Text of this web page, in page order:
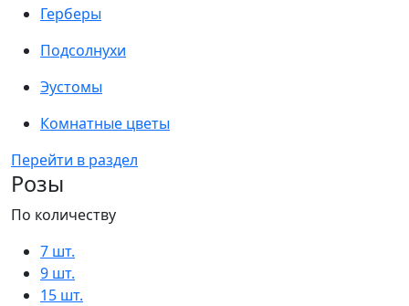
Герберы
Подсолнухи
Эустомы
Комнатные цветы
Перейти в раздел
Розы
По количеству
7 шт.
9 шт.
15 шт.